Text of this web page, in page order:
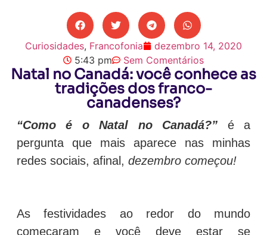
Curiosidades, Francofonia
dezembro 14, 2020
5:43 pm
Sem Comentários
Natal no Canadá: você conhece as
tradições dos franco-
canadenses?
“Como é o Natal no Canadá?” é a
pergunta que mais aparece nas minhas
redes sociais, afinal, dezembro começou!
As festividades ao redor do mundo
começaram e você deve estar se